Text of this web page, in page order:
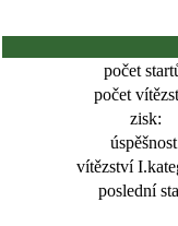
počet
počet
zisk:
vítězství
poslední